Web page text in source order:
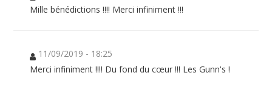
Mille bénédictions !!!! Merci infiniment !!!
11/09/2019 - 18:25
Merci infiniment !!!! Du fond du cœur !!! Les Gunn's !